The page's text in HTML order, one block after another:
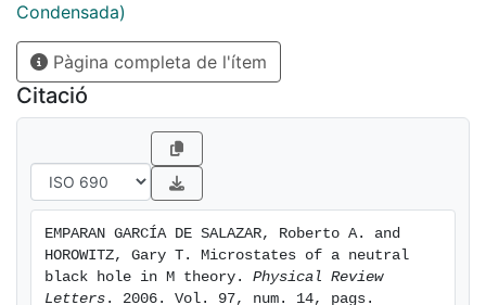
Condensada)
Pàgina completa de l'ítem
Citació
EMPARAN GARCÍA DE SALAZAR, Roberto A. and
HOROWITZ, Gary T. Microstates of a neutral
black hole in M theory. Physical Review
Letters . 2006. Vol. 97, num. 14, pags.